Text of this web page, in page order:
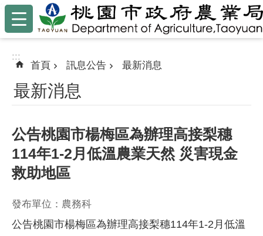
跳到主要內容區塊
:::
:::
首頁 訊息公告 最新消息
最新消息
公告桃園市楊梅區為辦理高接梨穗
114年1-2月低溫農業天然 災害現金
救助地區
發布單位：農務科
公告桃園市楊梅區為辦理高接梨穗114年1-2月低溫